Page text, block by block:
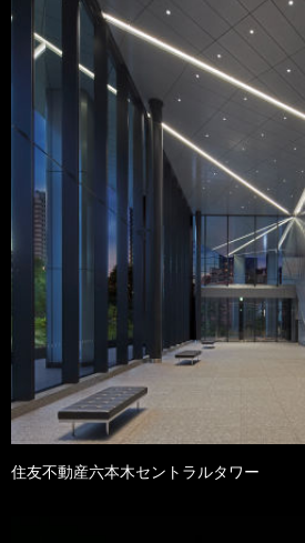
住友不動産六本木セントラルタワー